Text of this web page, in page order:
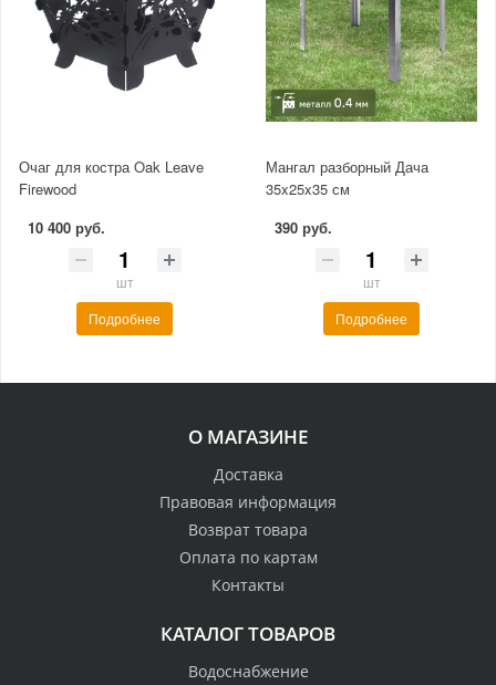
Очаг для костра Oak Leave
Firewood
10 400 руб.
шт
Подробнее
Мангал разборный Дача
35x25x35 см
390 руб.
шт
Подробнее
О МАГАЗИНЕ
Доставка
Правовая информация
Возврат товара
Оплата по картам
Контакты
КАТАЛОГ ТОВАРОВ
Водоснабжение